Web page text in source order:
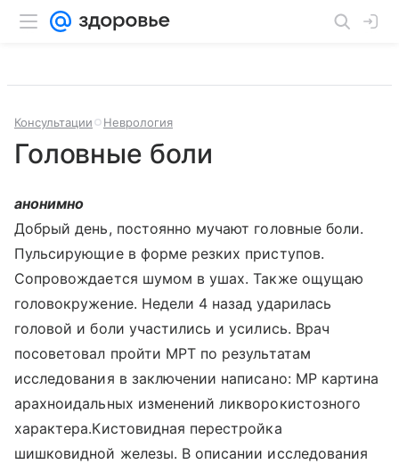
Консультации Неврология
Головные боли
анонимно
Добрый день, постоянно мучают головные боли.
Пульсирующие в форме резких приступов.
Сопровождается шумом в ушах. Также ощущаю
головокружение. Недели 4 назад ударилась
головой и боли участились и усились. Врач
посоветовал пройти МРТ по результатам
исследования в заключении написано: МР картина
арахноидальных изменений ликворокистозного
характера.Кистовидная перестройка
шишковидной железы. В описании исследования